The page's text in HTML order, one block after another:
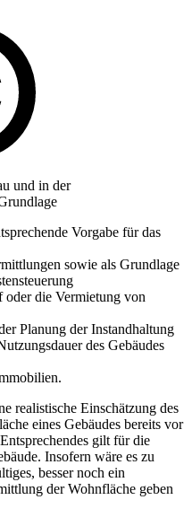
und in der
Vorgabe für das
sowie als Grundlage
die Vermietung von
Planung der Instandhaltung
des Gebäudes
realistische Einschätzung des
eines Gebäudes bereits vor
gilt für die
Insofern wäre es zu
besser noch ein
der Wohnfläche geben